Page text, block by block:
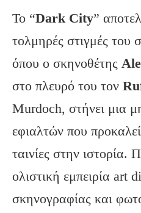
Το “DarkCity”
τολμηρές στιγμές του
όπου ο σκηνοθέτης
στο πλευρό του τον
Murdoch, στήνει μια
εφιαλτών που
ταινίες στην ιστορία.
ολιστική εμπειρία art
σκηνογραφίας και